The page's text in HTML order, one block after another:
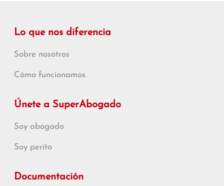
Lo que nos diferencia
Sobre nosotros
Cómo funcionamos
Únete a SuperAbogado
Soy abogado
Soy perito
Documentación